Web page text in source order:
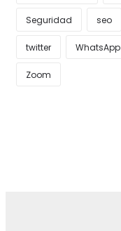
Seguridad seo
twitter WhatsApp
Zoom